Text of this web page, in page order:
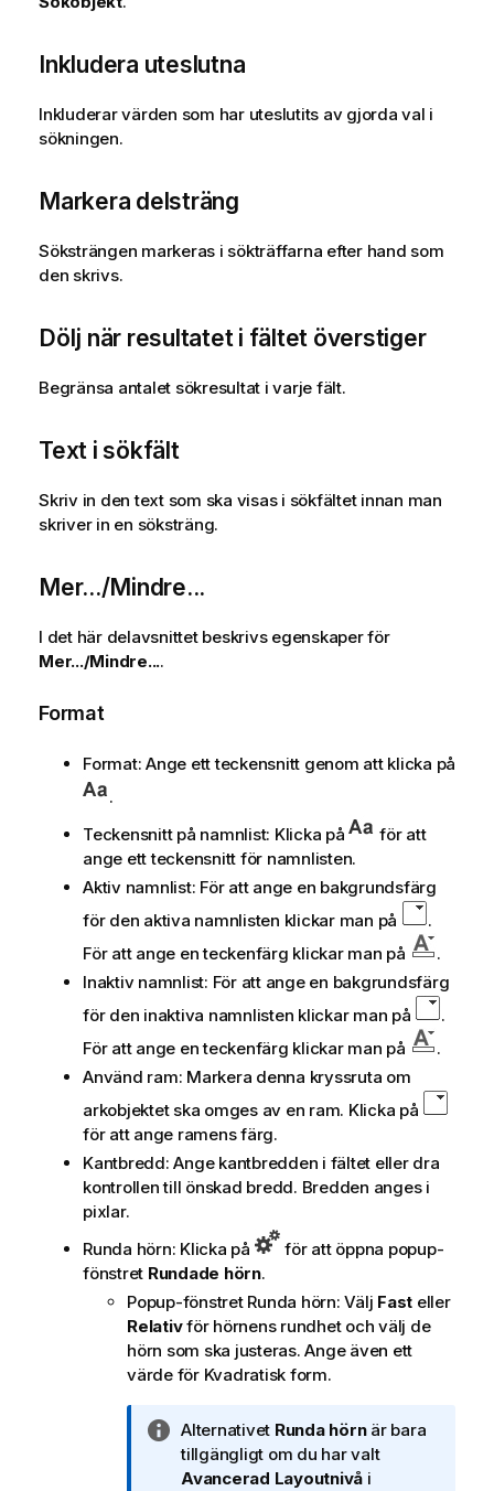
Inkludera uteslutna
Inkluderar värden som har uteslutits av gjorda val i
sökningen.
Markera delsträng
Söksträngen markeras i sökträffarna efter hand som
den skrivs.
Dölj när resultatet i fältet överstiger
Begränsa antalet sökresultat i varje fält.
Text i sökfält
Skriv in den text som ska visas i sökfältet innan man
skriver in en söksträng.
Mer.../Mindre...
I det här delavsnittet beskrivs egenskaper för
Mer.../Mindre....
Format
Format: Ange ett teckensnitt genom att klicka på
.
Teckensnitt på namnlist: Klicka på
för att
ange ett teckensnitt för namnlisten.
Aktiv namnlist: För att ange en bakgrundsfärg
för den aktiva namnlisten klickar man på
.
För att ange en teckenfärg klickar man på
.
Inaktiv namnlist: För att ange en bakgrundsfärg
för den inaktiva namnlisten klickar man på
.
För att ange en teckenfärg klickar man på
.
Använd ram: Markera denna kryssruta om
arkobjektet ska omges av en ram. Klicka på
för att ange ramens färg.
Kantbredd: Ange kantbredden i fältet eller dra
kontrollen till önskad bredd. Bredden anges i
pixlar.
Runda hörn: Klicka på
för att öppna popup-
fönstret Rundade hörn.
Popup-fönstret Runda hörn: Välj Fast eller
Relativför hörnens rundhet och välj de
hörn som ska justeras. Ange även ett
värde för Kvadratisk form.
A
n
t
Alternativet Runda hörnär bara
tillgängligt om du har valt
Avancerad Layoutnivå i